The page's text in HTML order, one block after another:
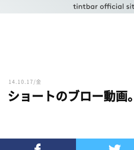
14.10.17/金
ショートのブロー動画。